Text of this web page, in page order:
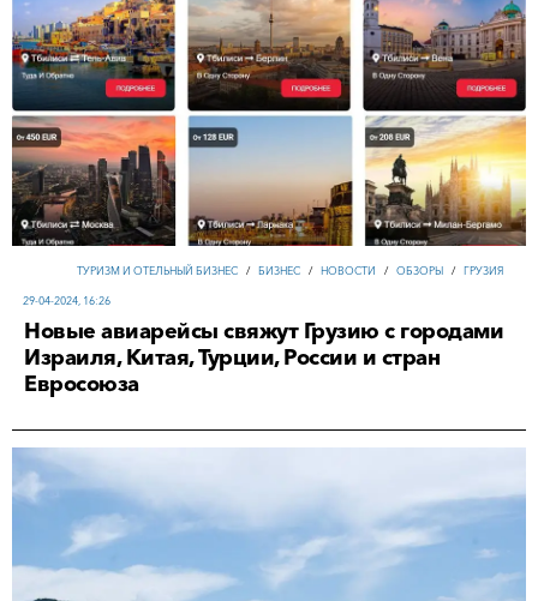
ТУРИЗМ И ОТЕЛЬНЫЙ БИЗНЕС / БИЗНЕС / НОВОСТИ / ОБЗОРЫ / ГРУЗИЯ
29-04-2024, 16:26
Новые авиарейсы свяжут Грузию с городами
Израиля, Китая, Турции, России и стран
Евросоюза